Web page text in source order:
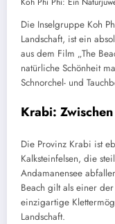
Die Inselgruppe Koh
Landschaft, ist ein
aus dem Film „The
natürliche Schönheit
Schnorchel- und
Krabi:
Die Provinz Krabi ist
Kalksteinfelsen, die
Andamanensee
Beach gilt als einer
einzigartige
Landschaft.